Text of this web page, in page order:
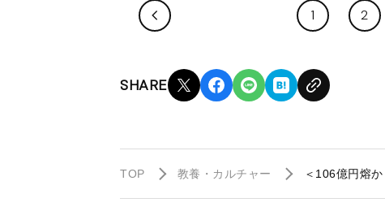
1 2
SHARE
TOP 教養・カルチャー ＜106億円熔